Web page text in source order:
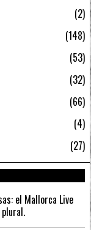
2
148
53
32
66
4
27
el Mallorca Live